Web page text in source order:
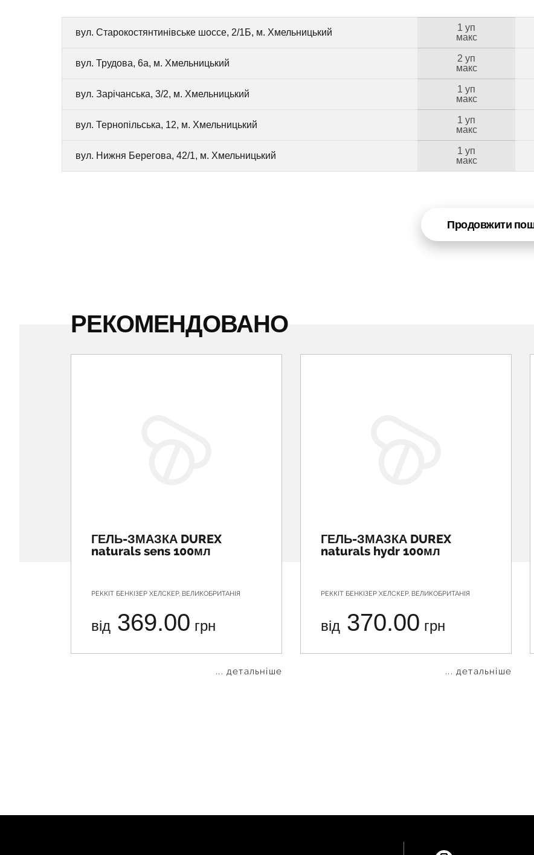
вул. Старокостянтинівське шоссе, 2/1Б, м. Хмельницький
1 уп
макс
вул. Трудова, 6а, м. Хмельницький
2 уп
макс
вул. Зарічанська, 3/2, м. Хмельницький
1 уп
макс
вул. Тернопільська, 12, м. Хмельницький
1 уп
макс
вул. Нижня Берегова, 42/1, м. Хмельницький
1 уп
макс
Продовжити
РЕКОМЕНДОВАНО
ГЕЛЬ-ЗМАЗКА DUREX
naturals sens 100мл
РЕККІТ БЕНКІЗЕР ХЕЛСКЕР, ВЕЛИКОБРИТАНІЯ
від 369.00 грн
... детальніше
ГЕЛЬ-ЗМАЗКА DUREX
naturals hydr 100мл
РЕККІТ БЕНКІЗЕР ХЕЛСКЕР, ВЕЛИКОБРИТАНІЯ
від 370.00 грн
... детальніше